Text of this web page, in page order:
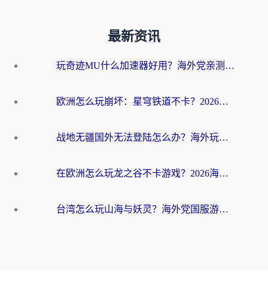
最新资讯
玩奇迹MU什么加速器好用？海外党亲测：这款加速器让你告别延迟卡顿！
欧洲怎么玩崩坏：星穹铁道不卡？2026海外玩家国服游戏加速器终极攻略
战地无疆国外无法登陆怎么办？海外玩家国服畅玩终极指南（附欧服魔兽EVE加速方案）
在欧洲怎么玩龙之谷不卡游戏？2026海外党国服游戏加速全攻略
台湾怎么玩山海与妖灵？海外党国服游戏加速全攻略，告别延迟卡顿